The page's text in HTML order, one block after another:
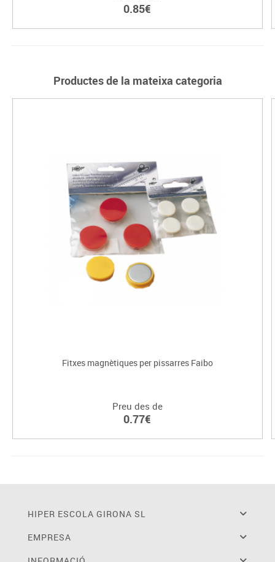
0.85€
Productes de la mateixa categoria
Fitxes magnètiques per pissarres Faibo
Preu des de
0.77€
HIPER ESCOLA GIRONA SL
EMPRESA